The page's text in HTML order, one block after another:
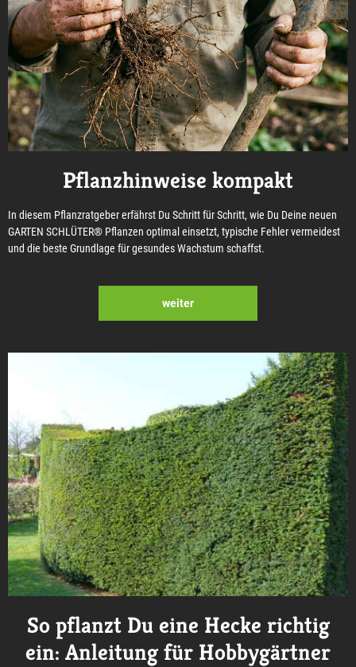
Pflanzhinweise kompakt
In diesem Pflanzratgeber erfährst Du Schritt für Schritt, wie Du Deine neuen
GARTEN SCHLÜTER® Pflanzen optimal einsetzt, typische Fehler vermeidest
und die beste Grundlage für gesundes Wachstum schaffst.
weiter
So pflanzt Du eine Hecke richtig
ein: Anleitung für Hobbygärtner